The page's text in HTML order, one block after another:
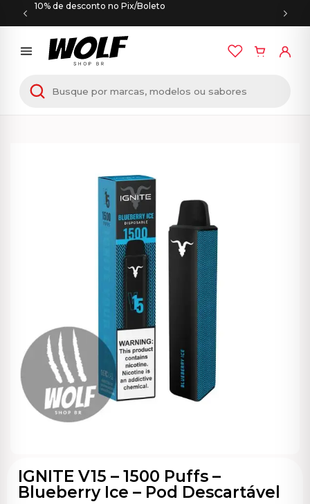
10% de desconto no Pix/Boleto
Início /PODS DESCARTÁVEIS/ IGNITE V15 – 1500
IGNITE V15 – 1500 Puffs –
Blueberry Ice – Pod Descartável